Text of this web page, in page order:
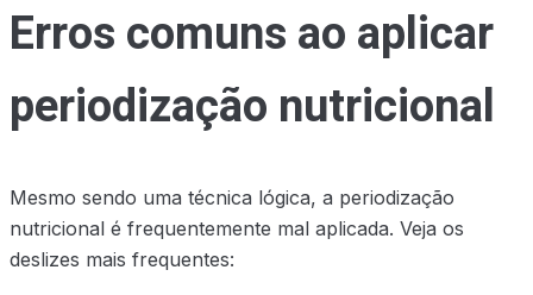
Erros comuns ao aplicar
periodização nutricional
Mesmo sendo uma técnica lógica, a periodização
nutricional é frequentemente mal aplicada. Veja os
deslizes mais frequentes: